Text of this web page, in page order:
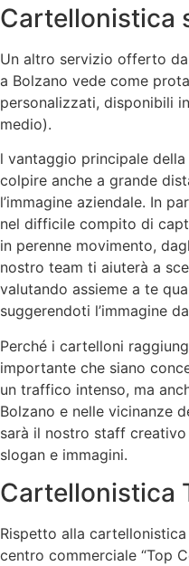
Cartellonistica
Un altro servizio offerto
a Bolzano vede come
personalizzati, disponibili
medio).
l vantaggio principale
colpire anche a grande
l’immagine aziendale. In
nel difficile compito di
in perenne movimento,
nostro team ti aiuterà a
valutando assieme a te
suggerendoti l’immagine
Perché i cartelloni
importante che siano
un traffico intenso, ma
Bolzano e nelle vicinanze
sarà il nostro staff
slogan e immagini.
Cartellonistica
Rispetto alla
centro commerciale “Top